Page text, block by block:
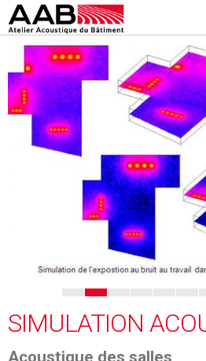
Aller
contenu
principal
A
A
B
SIMULATION
Acoustique des salles